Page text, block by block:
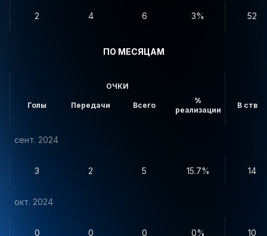
2 4 6 3% 52
ПО МЕСЯЦАМ
ОЧКИ
Голы Передачи Всего
%
реализации
В створ
сент. 2024
3 2 5 15.7% 14
окт. 2024
0 0 0 0% 10